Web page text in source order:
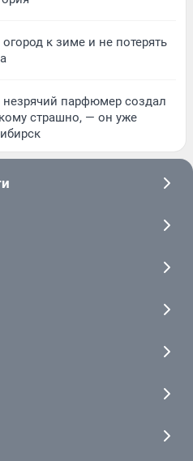
к зиме и не потерять
незрячий парфюмер создал
страшно, — он уже